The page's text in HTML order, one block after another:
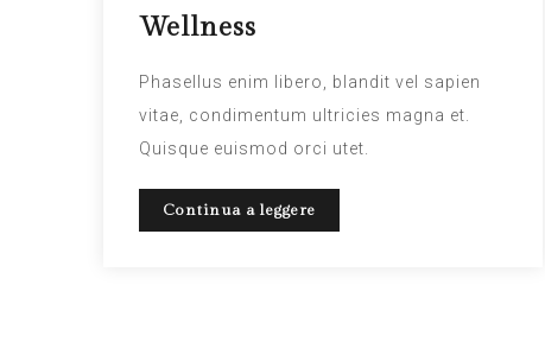
Wellness
Phasellus enim libero, blandit vel sapien
vitae, condimentum ultricies magna et.
Quisque euismod orci utet.
Continua a leggere